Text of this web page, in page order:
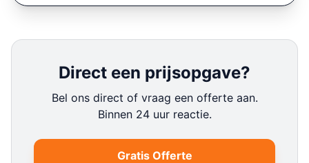
Direct een prijsopgave?
Bel ons direct of vraag een offerte aan.
Binnen 24 uur reactie.
Gratis Offerte